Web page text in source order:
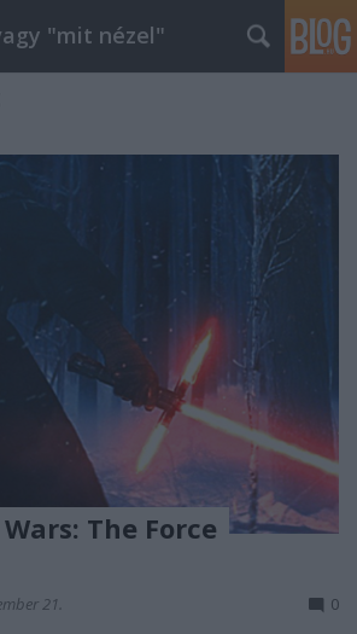
"mit nézel"
The Force
21. 0